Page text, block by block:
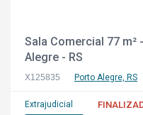
Sala Comercial 77
Alegre - RS
X125835 Porto Alegre, RS
Extrajudicial